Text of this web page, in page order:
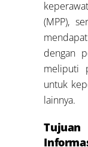
(MPP),
dengan
meliputi
untuk
lainnya.